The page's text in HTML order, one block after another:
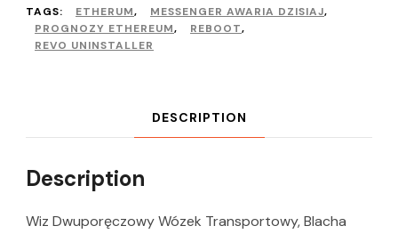
TAGS:
ETHERUM, MESSENGER AWARIA DZISIAJ,
PROGNOZY ETHEREUM, REBOOT,
REVO UNINSTALLER
DESCRIPTION
Description
Wiz Dwuporęczowy Wózek Transportowy, Blacha